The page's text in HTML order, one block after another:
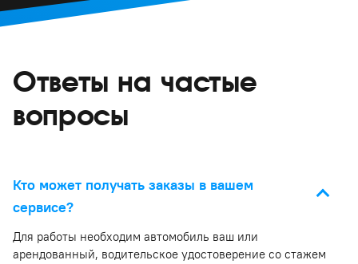
Ответы на частые
вопросы
Кто может получать заказы в вашем
сервисе?
Для работы необходим автомобиль ваш или
арендованный, водительское удостоверение со стажем